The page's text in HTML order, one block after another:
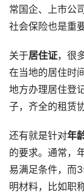
常国企、上市公
社会保险也是重
关于居住证，很
在当地的居住时
地方办理居住登
子，齐全的租赁
还有就是针对年
的要求。通常，
易满足条件，而
明材料，比如职